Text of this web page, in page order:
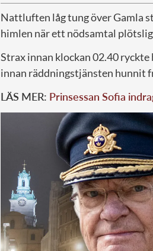
Nattluften låg tung över Gamla
himlen när ett nödsamtal
Strax innan klockan 02.40
innan räddningstjänsten hunnit
LÄS MER: Prinsessan Sofia